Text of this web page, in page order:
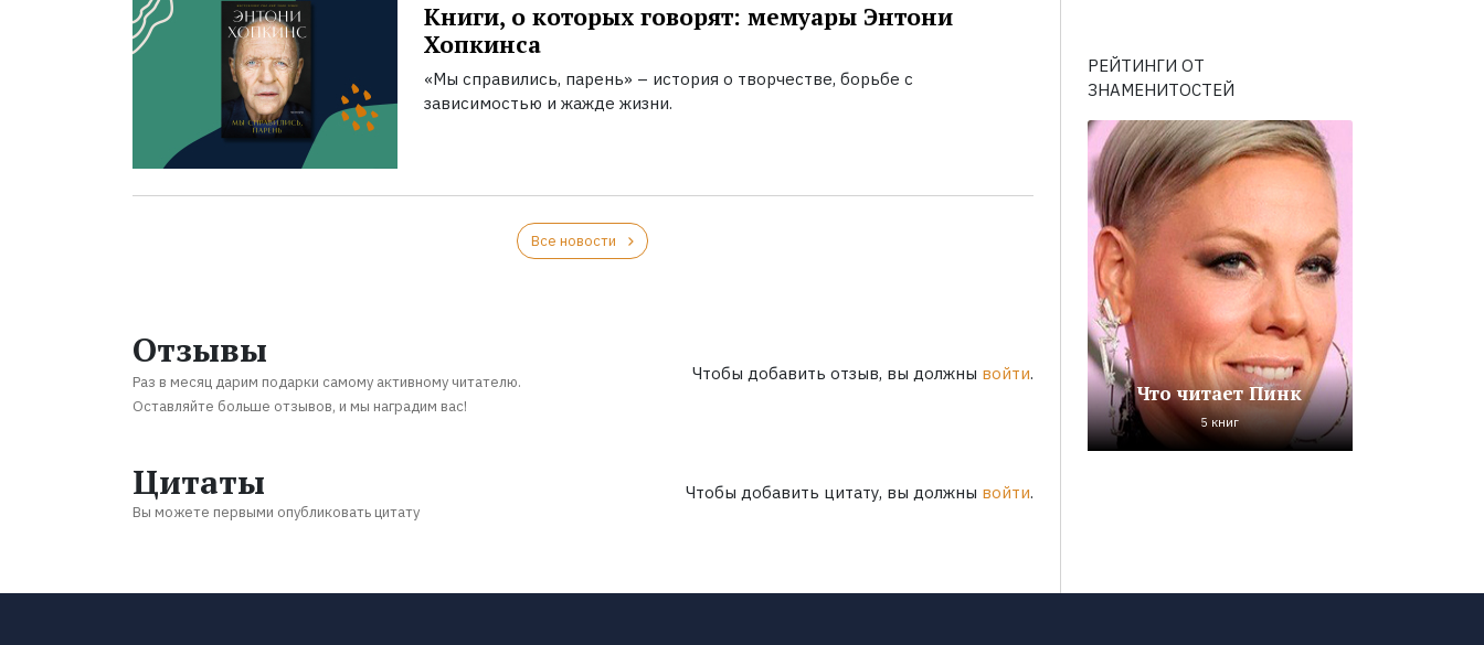
Книги, о которых говорят: мемуары Энтони
Хопкинса
«Мы справились, парень» – история о творчестве, борьбе с
зависимостью и жажде жизни.
Все новости
Отзывы
Раз в месяц дарим подарки самому активному читателю.
Оставляйте больше отзывов, и мы наградим вас!
Чтобы добавить отзыв, вы должны войти.
Цитаты
Вы можете первыми опубликовать цитату
Чтобы добавить цитату, вы должны войти.
РЕЙТИНГИ ОТ
ЗНАМЕНИТОСТЕЙ
Что читает Пинк
5 книг